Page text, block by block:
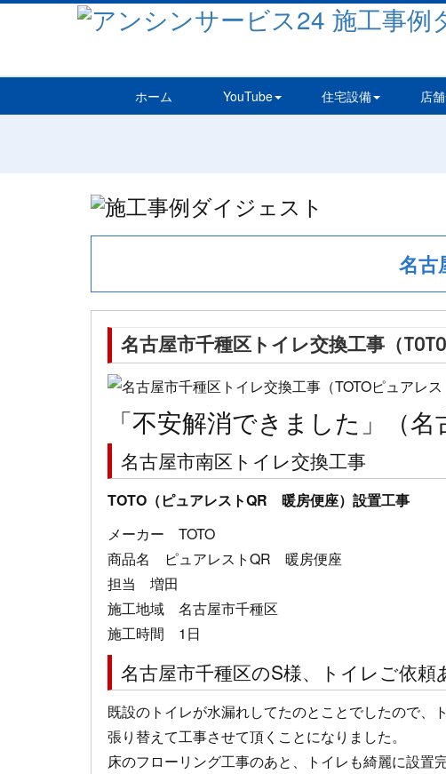
ホーム YouTube 住宅設備 店
名古
名古屋市千種区トイレ交換工事（
「不安解消できました」（名
名古屋市南区トイレ交換工事
TOTO（ピュアレストQR 暖房便座）設置工事
メーカー TOTO
商品名 ピュアレストQR 暖房便座
担当 増田
施工地域 名古屋市千種区
施工時間 1日
名古屋市千種区のS様、トイレご依頼
既設のトイレが水漏れしてたのとことでしたので、
張り替えて工事させて頂くことになりました。
床のフローリング工事のあと、トイレも綺麗に設置